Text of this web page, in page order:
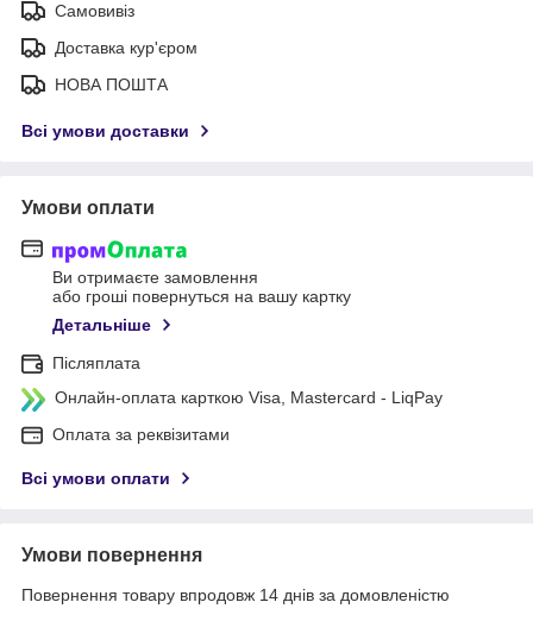
Самовивіз
Доставка кур'єром
НОВА ПОШТА
Всі умови доставки
Умови оплати
Ви отримаєте замовлення
або гроші повернуться на вашу картку
Детальніше
Післяплата
Онлайн-оплата карткою Visa, Mastercard - LiqPay
Оплата за реквізитами
Всі умови оплати
Умови повернення
Повернення товару впродовж 14 днів за домовленістю